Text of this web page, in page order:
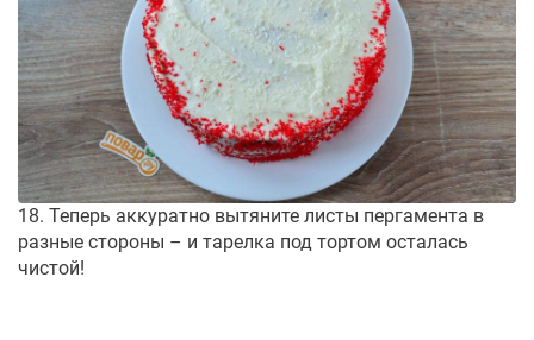
18. Теперь аккуратно вытяните листы пергамента в
разные стороны – и тарелка под тортом осталась
чистой!